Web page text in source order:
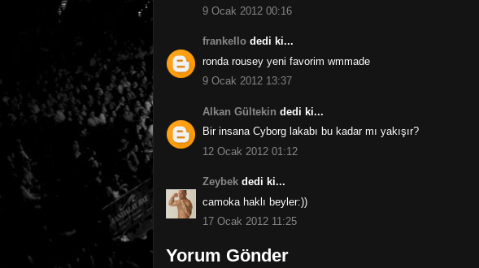
9 Ocak 2012 00:16
frankello dedi ki...
ronda rousey yeni favorim wmmade
9 Ocak 2012 13:37
Alkan Gültekin dedi ki...
Bir insana Cyborg lakabı bu kadar mı yakışır?
12 Ocak 2012 01:12
Zeybek dedi ki...
camoka haklı beyler:))
17 Ocak 2012 11:25
Yorum Gönder